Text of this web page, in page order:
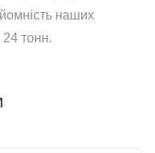
наших
24 тонн.